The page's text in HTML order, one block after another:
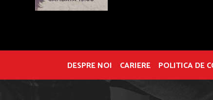
DESPRE NOI CARIERE POLITICA DE